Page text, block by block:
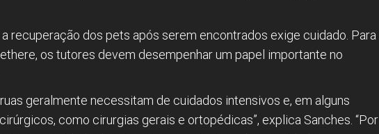
recuperação dos pets após serem encontrados exige cuidado. Para
os tutores devem desempenhar um papel importante no
geralmente necessitam de cuidados intensivos e, em alguns
como cirurgias gerais e ortopédicas”, explica Sanches. “Por